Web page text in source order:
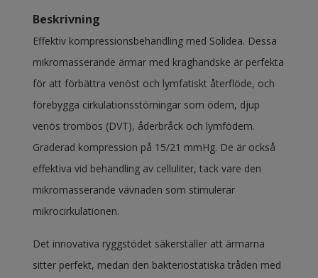
Beskrivning
Effektiv kompressionsbehandling med Solidea. Dessa
mikromasserande ärmar med kraghandske är perfekta
för att förbättra venöst och lymfatiskt återflöde, och
förebygga cirkulationsstörningar som ödem, djup
venös trombos (DVT), åderbråck och lymfödem.
Graderad kompression på 15/21 mmHg. De är också
effektiva vid behandling av celluliter, tack vare den
mikromasserande vävnaden som stimulerar
mikrocirkulationen.
Det innovativa ryggstödet säkerställer att ärmarna
sitter perfekt, medan den bakteriostatiska tråden med